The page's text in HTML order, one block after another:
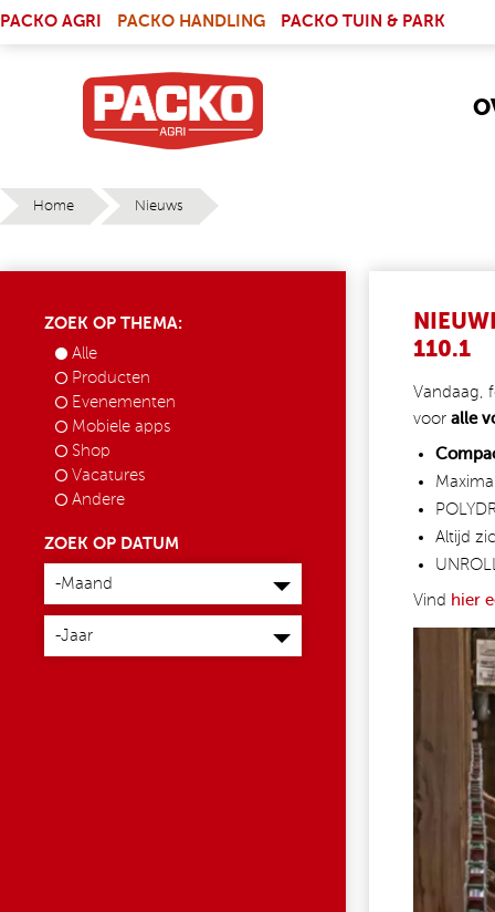
PACKO AGRI
PACKO HANDLING PACKO TUIN & PARK
Home Nieuws
ZOEK OP THEMA:
Alle
Producten
Evenementen
Mobiele apps
Shop
Vacatures
Andere
ZOEK OP DATUM
Maand
-Maand
Jaar
-Jaar
110.1
Vandaag,
voor alle
Altijd
Vind hier